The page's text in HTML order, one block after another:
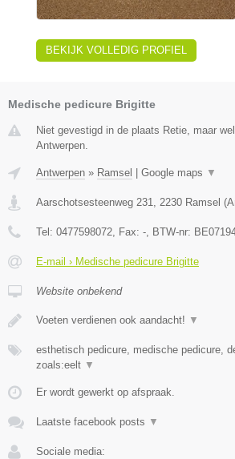
BEKIJK VOLLEDIG PROFIEL
Medische pedicure Brigitte
Niet gevestigd in de plaats Retie, maar
Antwerpen.
Antwerpen » Ramsel Google maps ▼
Aarschotsesteenweg 231, 2230 Ramsel (
Tel: 0477598072, Fax: -, BTW-nr:
E-mail › Medische pedicure Brigitte
Website onbekend
Voeten verdienen ook aandacht! ▼
esthetisch pedicure, medische pedicure,
zoals:eelt ▼
Er wordt gewerkt op afspraak.
Laatste facebook posts ▼
Sociale media: